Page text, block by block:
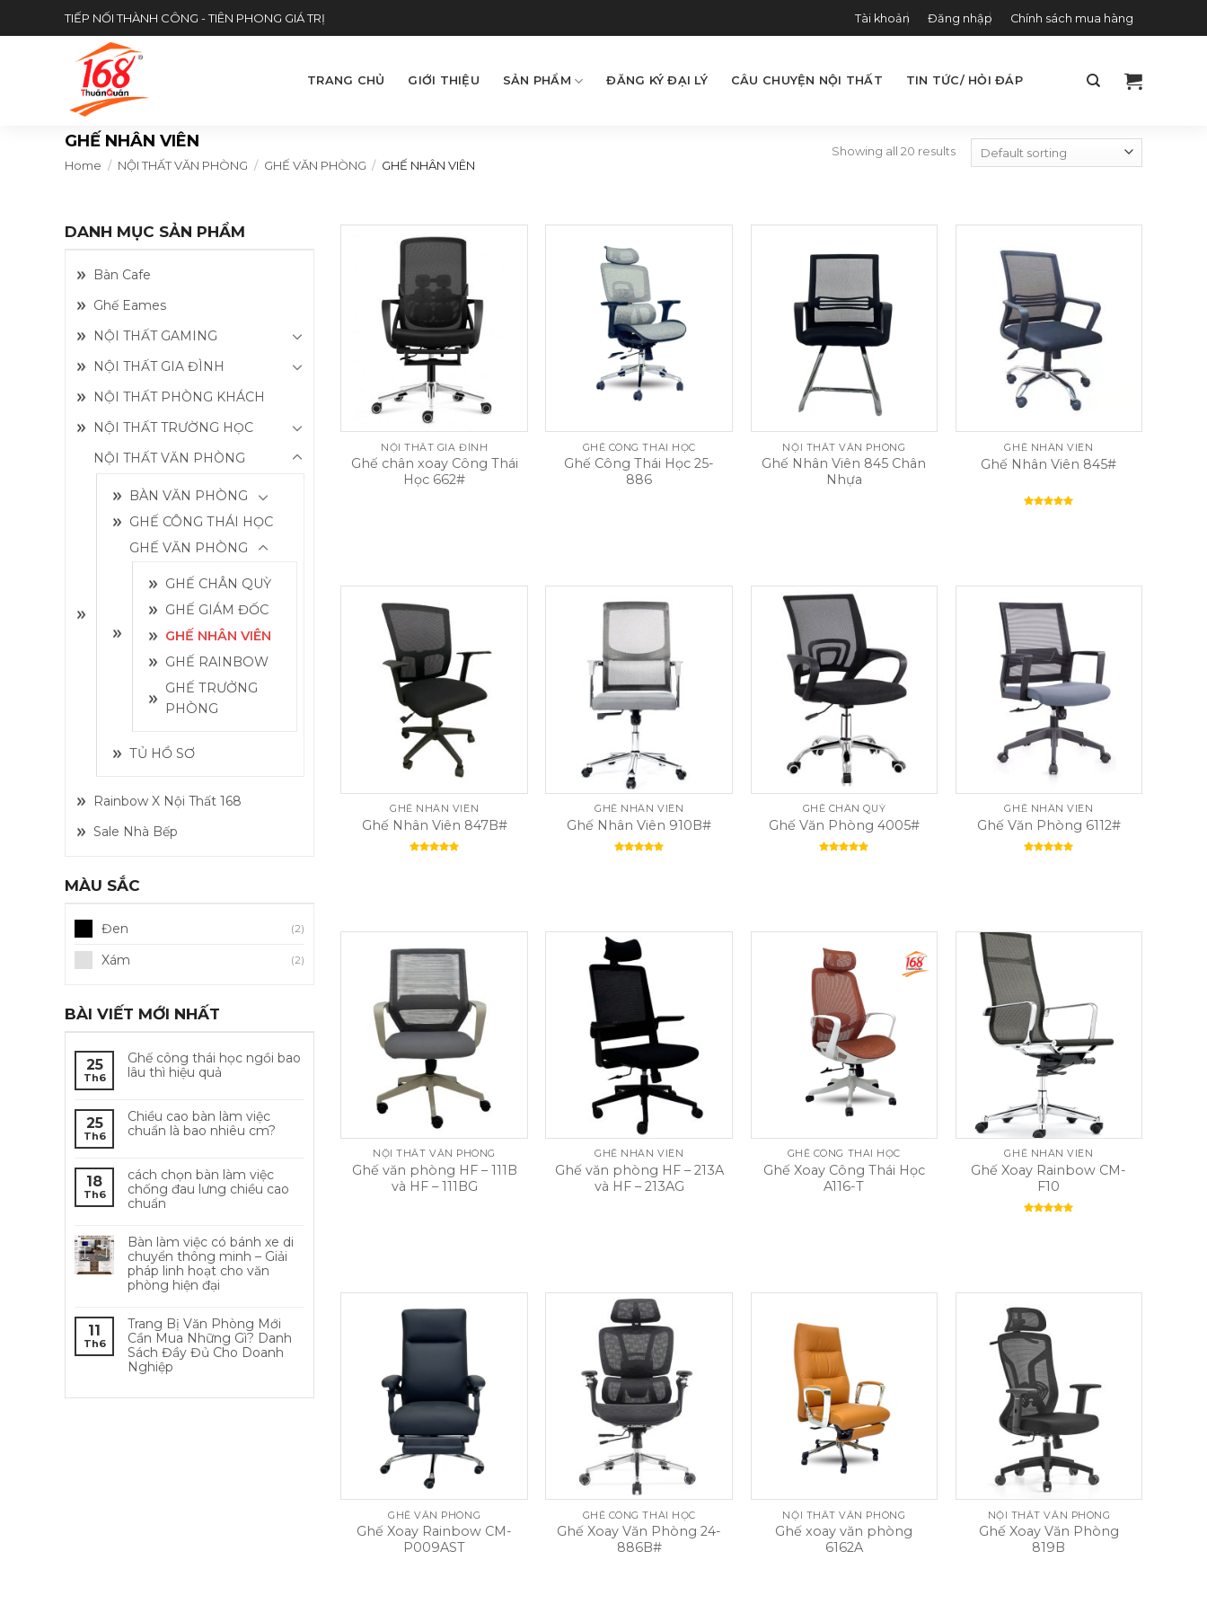
to
TIẾP NỐI THÀNH CÔNG - TIÊN PHONG GIÁ TRỊ Tài khoản Đăng nhập Chính sách mua hàng
TRANG CHỦ GIỚI THIỆU SẢN PHẨM ĐĂNG KÝ ĐẠI LÝ CÂU CHUYỆN NỘI THẤT TIN TỨC/ HỎI ĐÁP
GHẾ NHÂN VIÊN
Home / NỘI THẤT VĂN PHÒNG / GHẾ VĂN PHÒNG / GHẾ NHÂN VIÊN
Showing all 20 results
DANH MỤC SẢN PHẨM
Bàn Cafe
Ghế Eames
NỘI THẤT GAMING
NỘI THẤT GIA ĐÌNH
NỘI THẤT PHÒNG KHÁCH
NỘI THẤT TRƯỜNG HỌC
NỘI THẤT VĂN PHÒNG
BÀN VĂN PHÒNG
GHẾ CÔNG THÁI HỌC
GHẾ VĂN PHÒNG
GHẾ CHÂN QUỲ
GHẾ GIÁM ĐỐC
GHẾ NHÂN VIÊN
GHẾ RAINBOW
GHẾ TRƯỞNG
PHÒNG
TỦ HỒ SƠ
Rainbow X Nội Thất 168
Sale Nhà Bếp
MÀU SẮC
Đen (2)
Xám (2)
BÀI VIẾT MỚI NHẤT
25
Th6
Ghế công thái học ngồi bao
lâu thì hiệu quả
25
Th6
Chiều cao bàn làm việc
chuẩn là bao nhiêu cm?
18
Th6
cách chọn bàn làm việc
chống đau lưng chiều cao
chuẩn
Bàn làm việc có bánh xe di
chuyển thông minh – Giải
pháp linh hoạt cho văn
phòng hiện đại
11
Th6
Trang Bị Văn Phòng Mới
Cần Mua Những Gì? Danh
Sách Đầy Đủ Cho Doanh
Nghiệp
NỘI THẤT GIA ĐÌNH
Ghế chân xoay Công Thái
Học 662#
GHẾ CÔNG THÁI HỌC
Ghế Công Thái Học 25-
886
NỘI THẤT VĂN PHÒNG
Ghế Nhân Viên 845 Chân
Nhựa
GHẾ NHÂN VIÊN
Ghế Nhân Viên 845#
GHẾ NHÂN VIÊN
Ghế Nhân Viên 847B#
GHẾ NHÂN VIÊN
Ghế Nhân Viên 910B#
GHẾ CHÂN QUỲ
Ghế Văn Phòng 4005#
GHẾ NHÂN VIÊN
Ghế Văn Phòng 6112#
NỘI THẤT VĂN PHÒNG
Ghế văn phòng HF – 111B
và HF – 111BG
GHẾ NHÂN VIÊN
Ghế văn phòng HF – 213A
và HF – 213AG
GHẾ CÔNG THÁI HỌC
Ghế Xoay Công Thái Học
A116-T
GHẾ NHÂN VIÊN
Ghế Xoay Rainbow CM-
F10
GHẾ VĂN PHÒNG
Ghế Xoay Rainbow CM-
P009AST
GHẾ CÔNG THÁI HỌC
Ghế Xoay Văn Phòng 24-
886B#
NỘI THẤT VĂN PHÒNG
Ghế xoay văn phòng
6162A
NỘI THẤT VĂN PHÒNG
Ghế Xoay Văn Phòng
819B